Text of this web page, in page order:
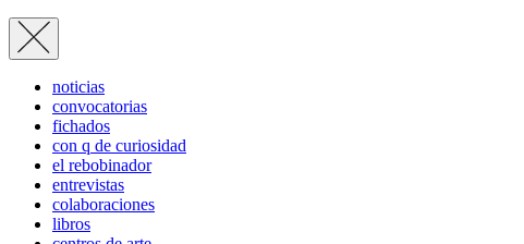
noticias
convocatorias
fichados
con q de curiosidad
el rebobinador
entrevistas
colaboraciones
libros